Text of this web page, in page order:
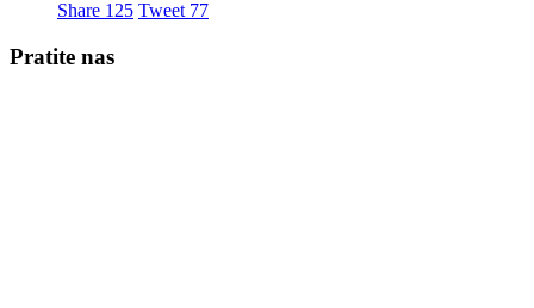
Share 125 Tweet 77
Pratite nas